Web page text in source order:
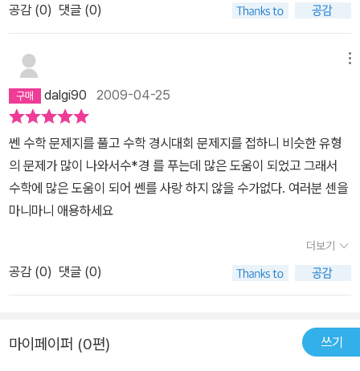
공감 (0) 댓글 (0)
dalgi90 2009-04-25
쎈 수학 문제지를 풀고 수학 경시대회 문제지를 접하니 비슷한 유형
의 문제가 많이 나와서수*경 를 푸는데 많은 도움이 되었고 그래서
수학에 많은 도움이 되어 쎈를 사랑 하지 않을 수가없다. 여러분 센을
마니마니 애용하세요
더보기
공감 (0) 댓글 (0)
마이페이퍼 (0편) 쓰기